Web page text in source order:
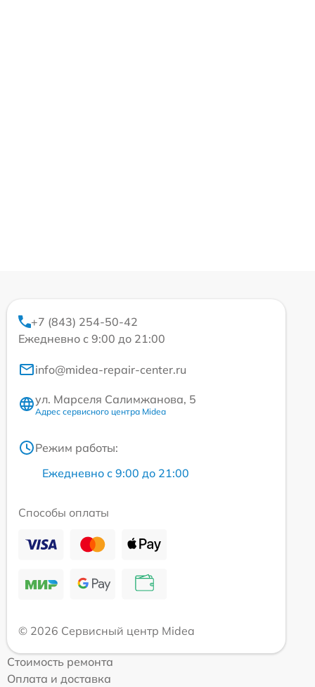
+7 (843) 254-50-42
Ежедневно с 9:00 до 21:00
info@midea-repair-center.ru
ул. Марселя Салимжанова, 5
Адрес сервисного центра Midea
Режим работы:
Ежедневно с 9:00 до 21:00
Способы оплаты
© 2026 Сервисный центр Midea
Стоимость ремонта
Оплата и доставка